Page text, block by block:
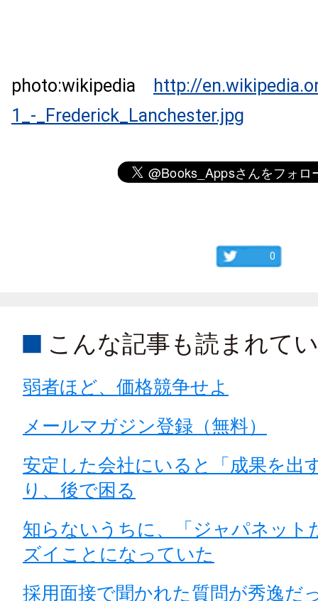
photo:wikipedia http://
1_-_Frederick_Lanchester.jpg
0
こんな記事も読まれて
弱者ほど、価格競争せよ
メールマガジン登録（無料）
安定した会社にいると「成果を出
り、後で困る
知らないうちに、「ジャパネット
ズイことになっていた
採用面接で聞かれた質問が秀逸だ